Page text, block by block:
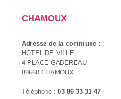
CHAMOUX
Adresse de la commune :
HOTEL DE VILLE
4 PLACE GABEREAU
89660 CHAMOUX
Téléphone :03 86 33 31 47